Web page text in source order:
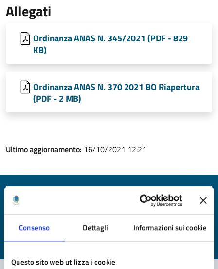
Consenso Dettagli Informazioni sui cookie
Questo sito web utilizza i cookie
Allegati
Ordinanza ANAS N. 345/2021 (PDF - 829
KB)
Ordinanza ANAS N. 370 2021 BO Riapertura
(PDF - 2 MB)
Ultimo aggiornamento: 16/10/2021 12:21
Quanto sono chiare le informazioni su questa
pagina?
Valuta da 1 a 5 stelle la pagina
Valuta 5 stelle su 5
Valuta 4 stelle su 5
Valuta 3 stelle su 5
Valuta 2 stelle su 5
Valuta 1 stelle su 5